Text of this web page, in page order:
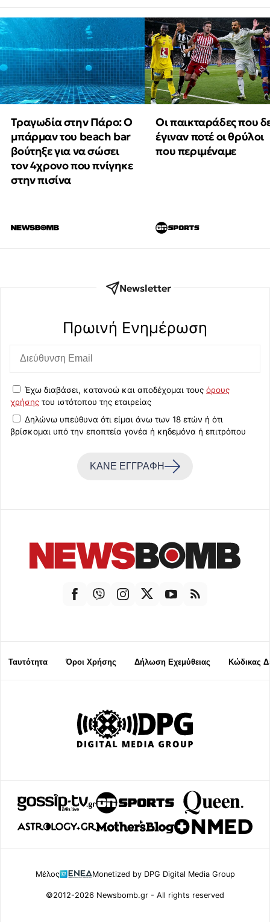
Τραγωδία στην Πάρο: Ο
μπάρμαν του beach bar
βούτηξε για να σώσει
τον 4χρονο που πνίγηκε
στην πισίνα
Οι παικταράδες που
έγιναν ποτέ οι θρύλοι
που περιμέναμε
Newsletter
Πρωινή Eνημέρωση
Έχω διαβάσει, κατανοώ και αποδέχομαι τους όρους
χρήσης του ιστότοπου της εταιρείας
Δηλώνω υπεύθυνα ότι είμαι άνω των 18 ετών ή ότι
βρίσκομαι υπό την εποπτεία γονέα ή κηδεμόνα ή επιτρόπου
ΚΑΝΕ ΕΓΓΡΑΦΗ
Ταυτότητα Όροι Χρήσης Δήλωση Εχεμύθειας Κώδικας
Μέλος Monetized by DPG Digital Media Group
©2012-2026 Newsbomb.gr - All rights reserved